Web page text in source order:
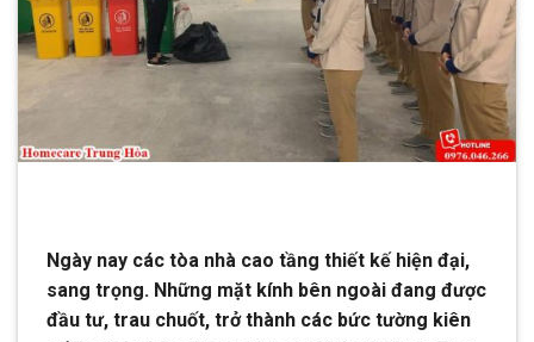
Ngày nay các tòa nhà cao tầng thiết kế hiện đại,
sang trọng. Những mặt kính bên ngoài đang được
đầu tư, trau chuốt, trở thành các bức tường kiên